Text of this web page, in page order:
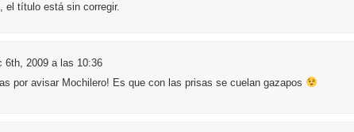
el título está sin corregir.
6th, 2009 a las 10:36
por avisar Mochilero! Es que con las prisas se cuelan gazapos